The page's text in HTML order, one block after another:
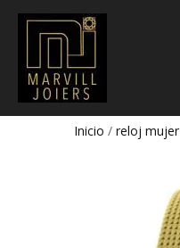
Inicio / reloj mujer